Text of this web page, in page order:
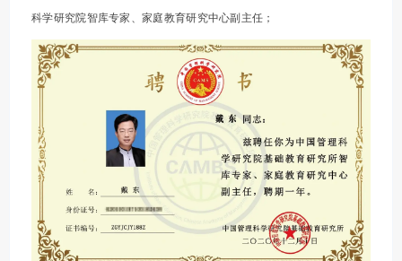
科学研究院智库专家、家庭教育研究中心副主任；